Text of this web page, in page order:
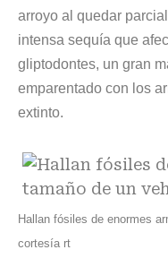
arroyo al quedar
intensa sequía que
gliptodontes, un gran
emparentado con los
extinto.
Hallan fósiles de enormes
cortesía rt